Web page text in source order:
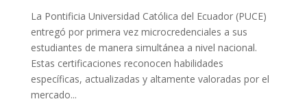
La Pontificia Universidad Católica del Ecuador (PUCE)
entregó por primera vez microcredenciales a sus
estudiantes de manera simultánea a nivel nacional.
Estas certificaciones reconocen habilidades
específicas, actualizadas y altamente valoradas por el
mercado...